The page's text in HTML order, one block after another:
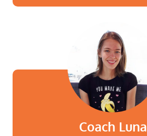
Coach Luna